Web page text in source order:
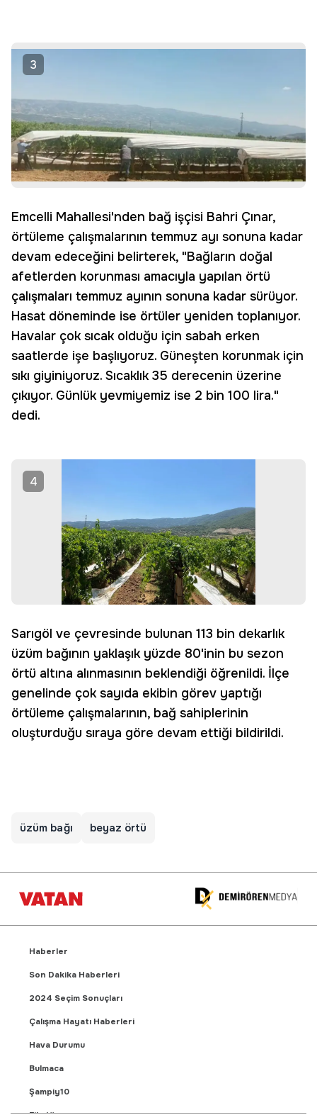
3
Emcelli Mahallesi'nden bağ işçisi Bahri Çınar,
örtüleme çalışmalarının temmuz ayı sonuna kadar
devam edeceğini belirterek, "Bağların doğal
afetlerden korunması amacıyla yapılan örtü
çalışmaları temmuz ayının sonuna kadar sürüyor.
Hasat döneminde ise örtüler yeniden toplanıyor.
Havalar çok sıcak olduğu için sabah erken
saatlerde işe başlıyoruz. Güneşten korunmak için
sıkı giyiniyoruz. Sıcaklık 35 derecenin üzerine
çıkıyor. Günlük yevmiyemiz ise 2 bin 100 lira."
dedi.
4
Sarıgöl ve çevresinde bulunan 113 bin dekarlık
üzüm bağının yaklaşık yüzde 80'inin bu sezon
örtü altına alınmasının beklendiği öğrenildi. İlçe
genelinde çok sayıda ekibin görev yaptığı
örtüleme çalışmalarının, bağ sahiplerinin
oluşturduğu sıraya göre devam ettiği bildirildi.
üzüm bağı beyaz örtü
Haberler
Son Dakika Haberleri
2024 Seçim Sonuçları
Çalışma Hayatı Haberleri
Hava Durumu
Bulmaca
Şampiy10